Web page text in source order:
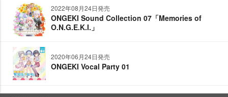
2022年08月24日発売
ONGEKI Sound Collection 07「Memories of
O.N.G.E.K.I.」
2020年06月24日発売
ONGEKI Vocal Party 01